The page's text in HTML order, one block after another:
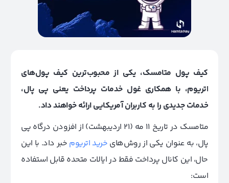
کیف پول متامسک، یکی از محبوب‌ترین کیف پول‌های
اتریوم، با همکاری غول خدمات پرداخت یعنی پی پال،
خدمات جدیدی را به کاربران آمریکایی ارائه خواهند داد.
متامسک در تاریخ 11 مه (21 اردیبهشت) از افزودن درگاه پی
پال، به عنوان یکی از روش‌های خرید اتریوم خبر داد. با این
حال، این کانال پرداخت فقط در ایالات متحده قابل استفاده
است: